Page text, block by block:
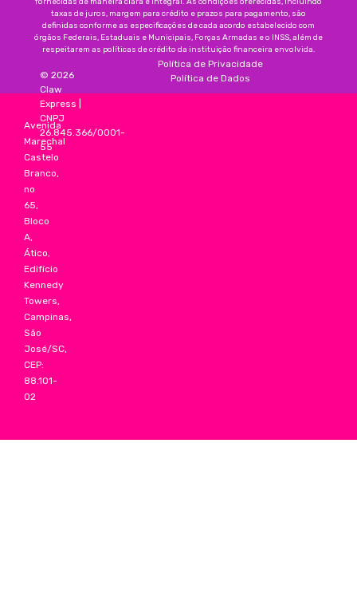
taxas de juros, margem para crédito e prazos para pagamento, são
definidas conforme as especificações de cada acordo estabelecido com
órgãos Federais, Estaduais e Municipais, Forças Armadas e o INSS, além de
respeitarem as políticas de crédito da instituição financeira envolvida.
Avenida
Marechal
Castelo
Branco,
no
65,
Bloco
A,
Ático,
Edifício
Kennedy
Towers,
Campinas,
São
José/SC,
CEP:
88.101-
02
© 2026
Claw
Express
CNPJ
26.845.366/0001-
55
Política de Privacidade
Política de Dados